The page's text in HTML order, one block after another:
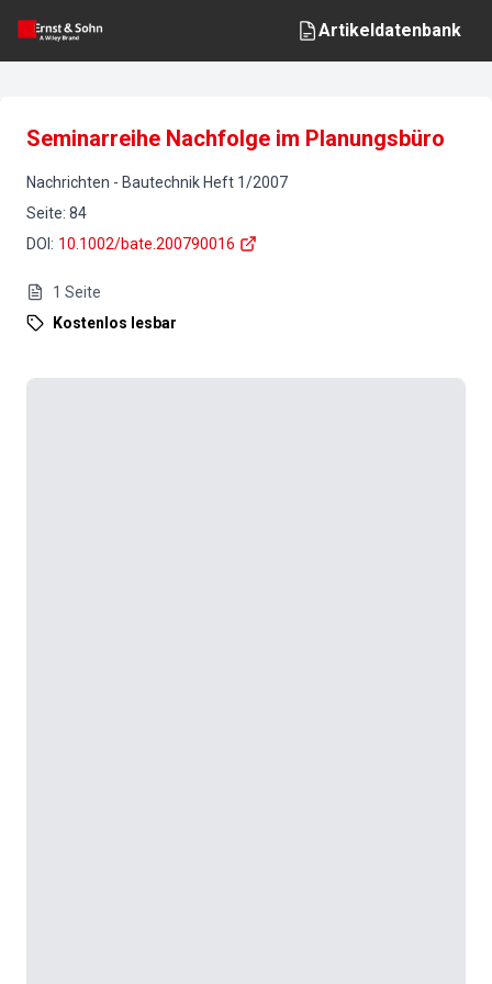
Artikeldatenbank
Seminarreihe Nachfolge im Planungsbüro
Nachrichten - Bautechnik Heft 1/2007
Seite: 84
DOI : 10.1002/bate.200790016
1 Seite
Kostenlos lesbar